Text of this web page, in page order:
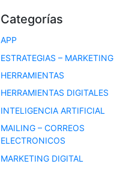
Categorías
APP
ESTRATEGIAS – MARKETING
HERRAMIENTAS
HERRAMIENTAS DIGITALES
INTELIGENCIA ARTIFICIAL
MAILING – CORREOS
ELECTRONICOS
MARKETING DIGITAL